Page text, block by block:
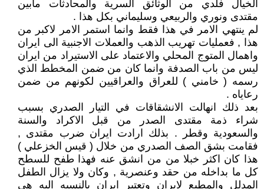
الخيال فلدي من الوثائق السرية والمحادثات مابين
مقتدى ونوري والربيعي وسليماني بكل هذا .
لم ينتهي الامر في هذا فقط وانما استمر الامر لاكبر من
هذا , فعمليات تهريب الذهب والعملات الاجنبية الى ايران
واهمال المتوج المحلي والاعتماد على الاستيراد من ايران
ليس من باب الصدفة وانما كان من ضمن المخطط الذي
رسمه ( خامني ) للعراق والعراقيين لكونهم من ضمن
رعاياه .
بعد ذلك انهالت الانشقاقات في التيار الصدري بسبب
شراء ذمة مقتدى الصدر من قبل الاكراد والسنة
والسعودية وقطر . بذلك ارادت ايران ضرب مقتدى ,
فقامت بشق الصف الصدري من خلال ( قيس الخزعلي )
هذا كان اكثر خبلا من من انشق عنه فهذا طفح للسطح
كل ما بداخله من حقد وعنصرية , وكان ولا يزال الطفل
المدلل والمطيع لايران وتعتبر ايران بالنسبه اليه هي